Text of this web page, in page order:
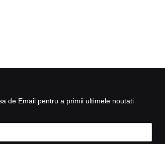
de Email pentru a primii ultimele noutati